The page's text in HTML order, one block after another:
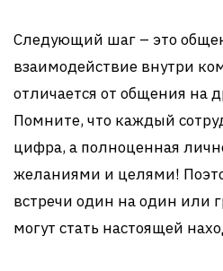
Следующий шаг – это
взаимодействие внутри
отличается от общения на
Помните, что каждый
цифра, а полноценная
желаниями и целями!
встречи один на один или
могут стать настоящей